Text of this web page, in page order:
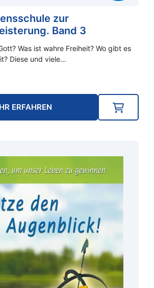
zur
Band 3
Was ist wahre Freiheit? Wo gibt es
Diese und viele…
ERFAHREN